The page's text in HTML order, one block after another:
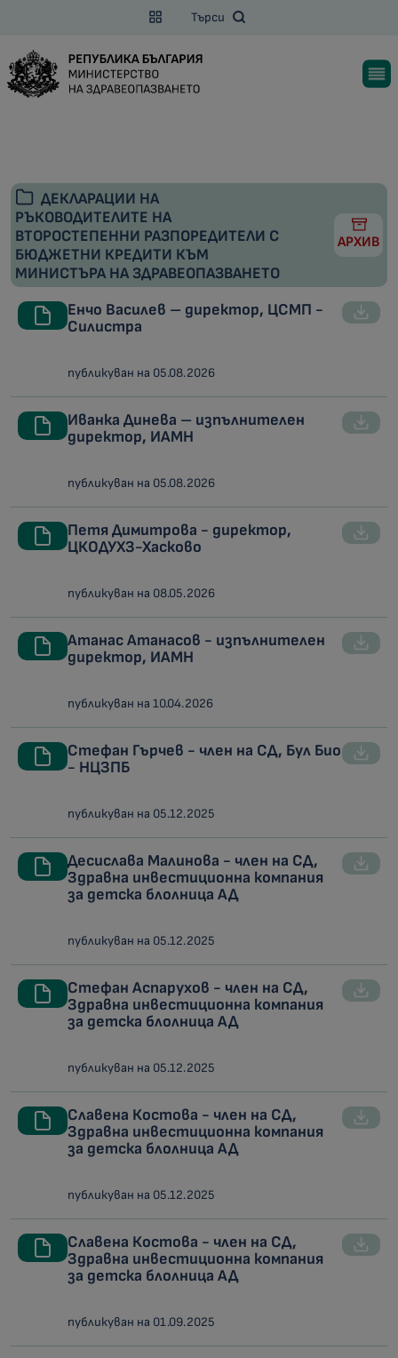
Търси
ДЕКЛАРАЦИИ НА
РЪКОВОДИТЕЛИТЕ НА
ВТОРОСТЕПЕННИ РАЗПОРЕДИТЕЛИ С
БЮДЖЕТНИ КРЕДИТИ КЪМ
МИНИСТЪРА НА ЗДРАВЕОПАЗВАНЕТО
АРХИВ
Енчо Василев – директор, ЦСМП -
Силистра
публикуван на 05.08.2026
Иванка Динева – изпълнителен
директор, ИАМН
публикуван на 05.08.2026
Петя Димитрова - директор,
ЦКОДУХЗ-Хасково
публикуван на 08.05.2026
Атанас Атанасов - изпълнителен
директор, ИАМН
публикуван на 10.04.2026
Стефан Гърчев - член на СД, Бул Био
- НЦЗПБ
публикуван на 05.12.2025
Десислава Малинова - член на СД,
Здравна инвестиционна компания
за детска блолница АД
публикуван на 05.12.2025
Стефан Аспарухов - член на СД,
Здравна инвестиционна компания
за детска блолница АД
публикуван на 05.12.2025
Славена Костова - член на СД,
Здравна инвестиционна компания
за детска блолница АД
публикуван на 05.12.2025
Славена Костова - член на СД,
Здравна инвестиционна компания
за детска блолница АД
публикуван на 01.09.2025